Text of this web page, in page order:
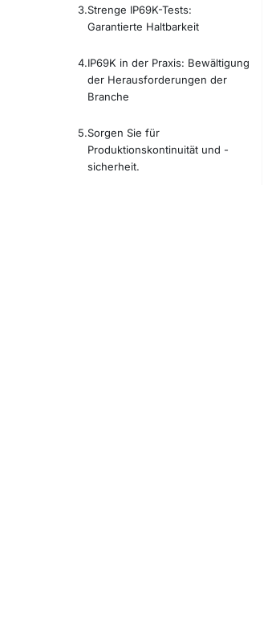
Strenge IP69K-Tests:
Garantierte Haltbarkeit
IP69K in der Praxis: Bewältigung
der Herausforderungen der
Branche
Sorgen Sie für
Produktionskontinuität und -
sicherheit.